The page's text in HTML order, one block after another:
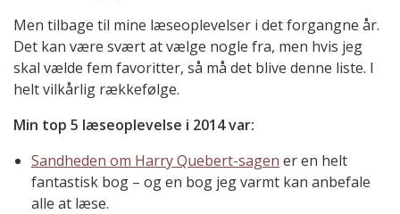
Men tilbage til mine læseoplevelser i det forgangne år.
Det kan være svært at vælge nogle fra, men hvis jeg
skal vælde fem favoritter, så må det blive denne liste. I
helt vilkårlig rækkefølge.
Min top 5 læseoplevelse i 2014 var:
Sandheden om Harry Quebert-sagen er en helt
fantastisk bog – og en bog jeg varmt kan anbefale
alle at læse.